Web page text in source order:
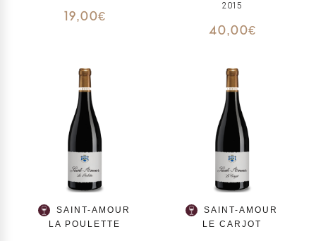
19,00€
2015
40,00€
SAINT-AMOUR
LA POULETTE
SAINT-AMOUR
LE CARJOT